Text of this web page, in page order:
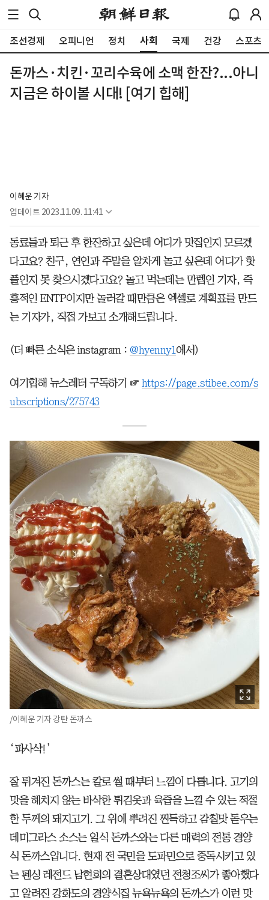
조선경제 오피니언 정치 사회 국제 건강 스포츠
돈까스·치킨·꼬리수육에 소맥 한잔?...아니
지금은 하이볼 시대! [여기 힙해]
이혜운 기자
업데이트 2023.11.09. 11:41
동료들과 퇴근 후 한잔하고 싶은데 어디가 맛집인지 모르겠
다고요? 친구, 연인과 주말을 알차게 놀고 싶은데 어디가 핫
플인지 못 찾으시겠다고요? 놀고 먹는데는 만렙인 기자, 즉
흥적인 ENTP이지만 놀러갈 때만큼은 엑셀로 계획표를 만드
는 기자가, 직접 가보고 소개해드립니다.
(더 빠른 소식은 instagram : @hyenny1에서)
여기힙해 뉴스레터 구독하기 ☞ https://page.stibee.com/s
ubscriptions/275743
/이혜운 기자 강탄 돈까스
‘파사삭!’
잘 튀겨진 돈까스는 칼로 썰 때부터 느낌이 다릅니다. 고기의
맛을 해치지 않는 바삭한 튀김옷과 육즙을 느낄 수 있는 적절
한 두께의 돼지고기. 그 위에 뿌려진 찐득하고 감칠맛 돋우는
데미그라스 소스는 일식 돈까스와는 다른 매력의 전통 경양
식 돈까스입니다. 현재 전 국민을 도파민으로 중독시키고 있
는 펜싱 레전드 남현희의 결혼상대였던 전청조씨가 좋아했다
고 알려진 강화도의 경양식집 뉴욕뉴욕의 돈까스가 이런 맛